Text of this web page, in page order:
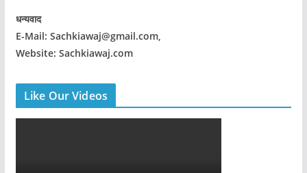
धन्यवाद
E-Mail: Sachkiawaj@gmail.com,
Website: Sachkiawaj.com
Like Our Videos